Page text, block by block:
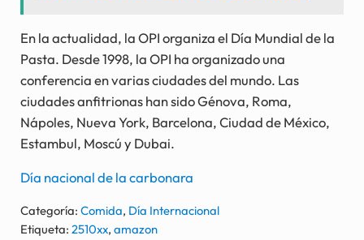
En la actualidad, la OPI organiza el Día Mundial de la
Pasta. Desde 1998, la OPI ha organizado una
conferencia en varias ciudades del mundo. Las
ciudades anfitrionas han sido Génova, Roma,
Nápoles, Nueva York, Barcelona, Ciudad de México,
Estambul, Moscú y Dubai.
Día nacional de la carbonara
Categoría: Comida, Día Internacional
Etiqueta: 2510xx, amazon